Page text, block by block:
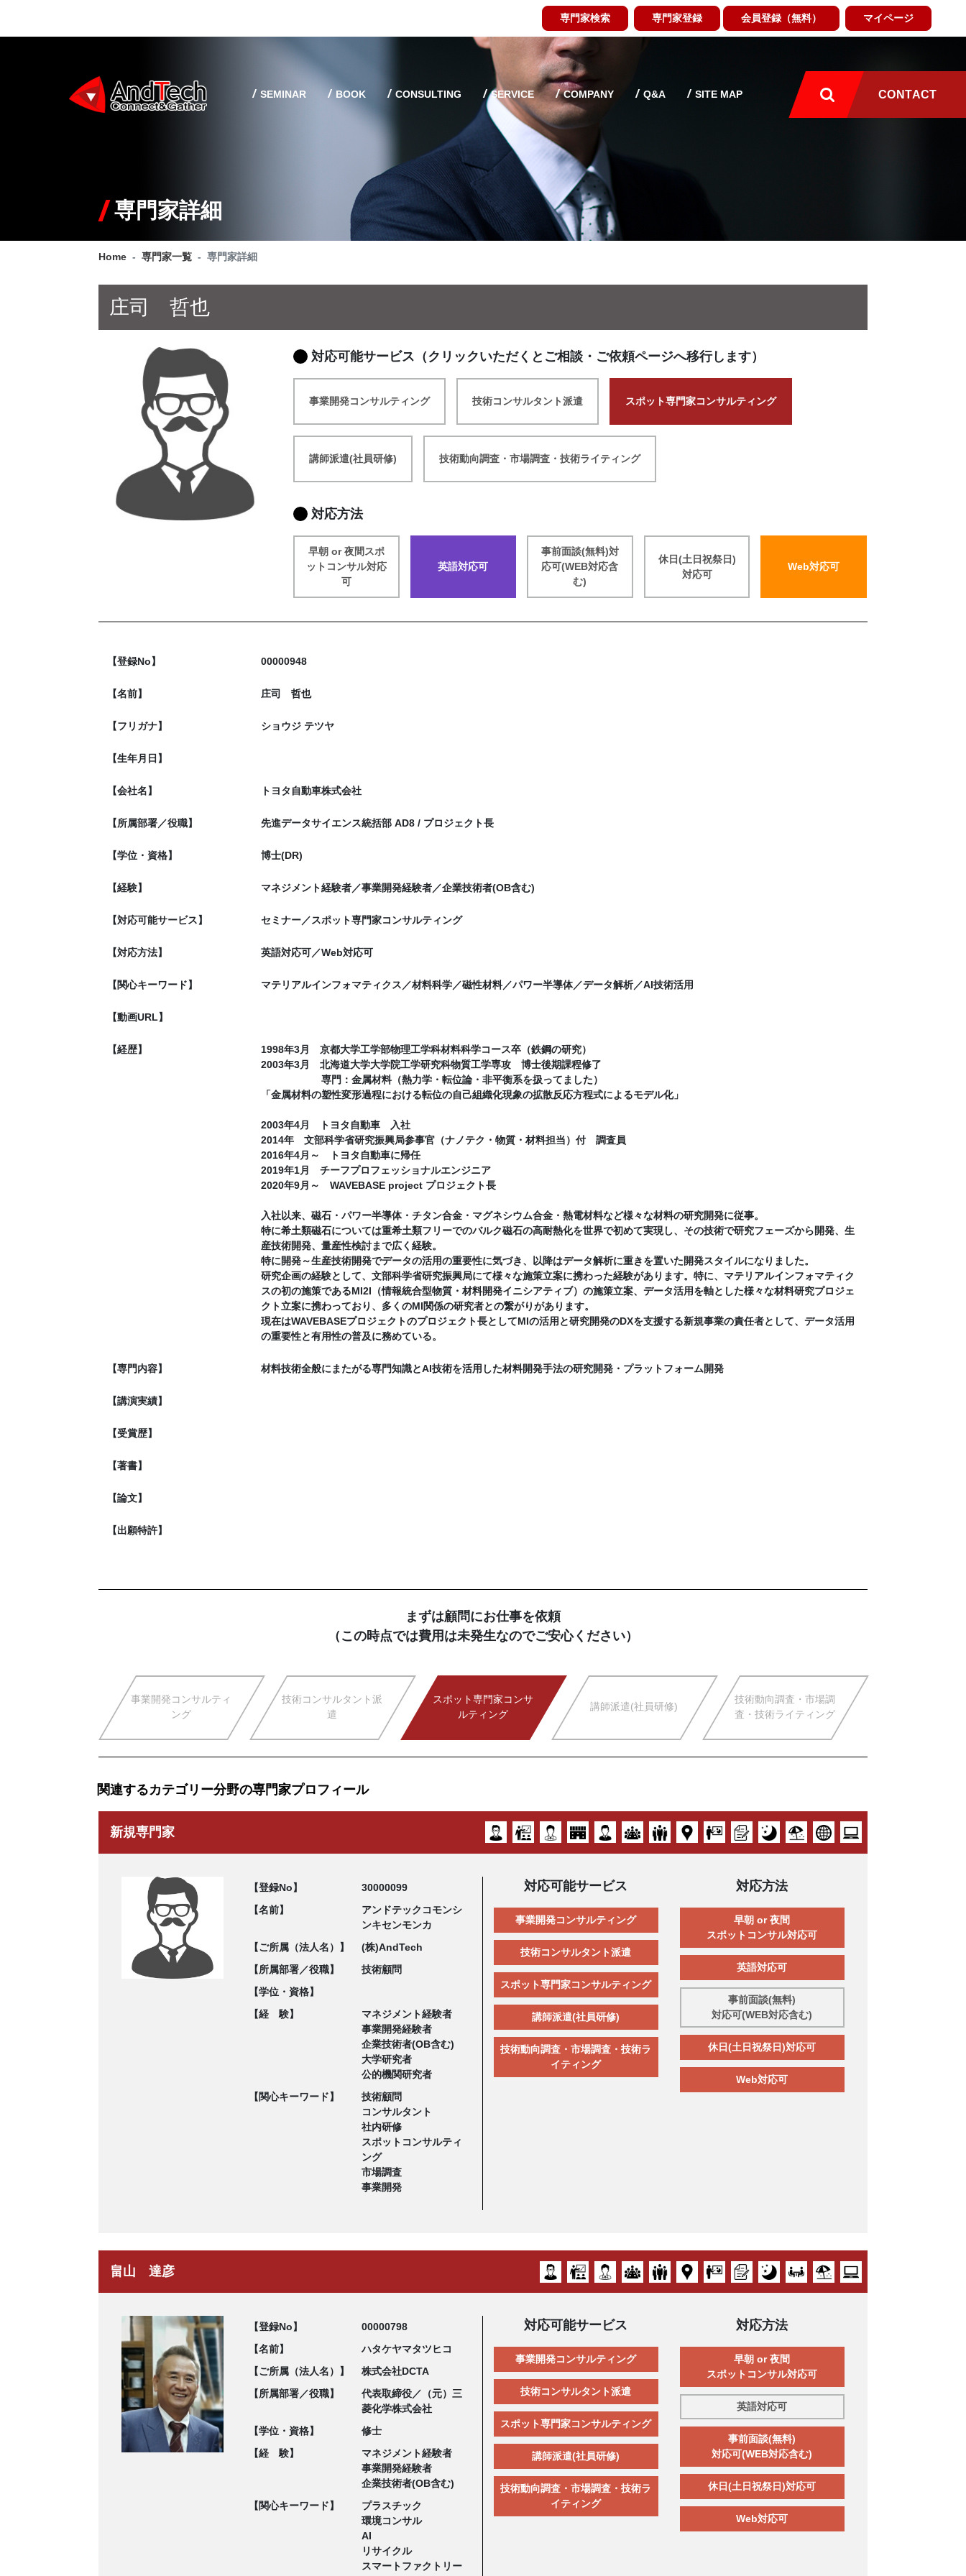
専門家検索 専門家登録 会員登録（無料） マイページ
SEMINAR BOOK CONSULTING SERVICE COMPANY Q&A SITE MAP CONTACT
専門家詳細
Home 専門家一覧 専門家詳細
庄司 哲也
対応可能サービス（クリックいただくとご相談・ご依頼ページへ移行します）
事業開発コンサルティング 技術コンサルタント派遣 スポット専門家コンサルティング
講師派遣(社員研修) 技術動向調査・市場調査・技術ライティング
対応方法
早朝 or 夜間スポ
ットコンサル対応
可
英語対応可
事前面談(無料)対
応可(WEB対応含
む)
休日(土日祝祭日)
対応可
Web対応可
【登録No】 00000948
【名前】 庄司 哲也
【フリガナ】 ショウジ テツヤ
【生年月日】
【会社名】 トヨタ自動車株式会社
【所属部署／役職】 先進データサイエンス統括部 AD8 / プロジェクト長
【学位・資格】 博士(DR)
【経験】 マネジメント経験者／事業開発経験者／企業技術者(OB含む)
【対応可能サービス】 セミナー／スポット専門家コンサルティング
【対応方法】 英語対応可／Web対応可
【関心キーワード】 マテリアルインフォマティクス／材料科学／磁性材料／パワー半導体／データ解析／AI技術活用
【動画URL】
【経歴】
1998年3月 京都大学工学部物理工学科材料科学コース卒（鉄鋼の研究）
2003年3月 北海道大学大学院工学研究科物質工学専攻 博士後期課程修了
専門：金属材料（熱力学・転位論・非平衡系を扱ってました）
「金属材料の塑性変形過程における転位の自己組織化現象の拡散反応方程式によるモデル化」
2003年4月 トヨタ自動車 入社
2014年 文部科学省研究振興局参事官（ナノテク・物質・材料担当）付 調査員
2016年4月～ トヨタ自動車に帰任
2019年1月 チーフプロフェッショナルエンジニア
2020年9月～ WAVEBASE project プロジェクト長
入社以来、磁石・パワー半導体・チタン合金・マグネシウム合金・熱電材料など様々な材料の研究開発に従事。
特に希土類磁石については重希土類フリーでのバルク磁石の高耐熱化を世界で初めて実現し、その技術で研究フェーズから開発、生
産技術開発、量産性検討まで広く経験。
特に開発～生産技術開発でデータの活用の重要性に気づき、以降はデータ解析に重きを置いた開発スタイルになりました。
研究企画の経験として、文部科学省研究振興局にて様々な施策立案に携わった経験があります。特に、マテリアルインフォマティク
スの初の施策であるMI2I（情報統合型物質・材料開発イニシアティブ）の施策立案、データ活用を軸とした様々な材料研究プロジェ
クト立案に携わっており、多くのMI関係の研究者との繋がりがあります。
現在はWAVEBASEプロジェクトのプロジェクト長としてMIの活用と研究開発のDXを支援する新規事業の責任者として、データ活用
の重要性と有用性の普及に務めている。
【専門内容】 材料技術全般にまたがる専門知識とAI技術を活用した材料開発手法の研究開発・プラットフォーム開発
【講演実績】
【受賞歴】
【著書】
【論文】
【出願特許】
まずは顧問にお仕事を依頼
（この時点では費用は未発生なのでご安心ください）
事業開発コンサルティ
ング
技術コンサルタント派
遣
スポット専門家コンサ
ルティング
講師派遣(社員研修)
技術動向調査・市場調
査・技術ライティング
関連するカテゴリー分野の専門家プロフィール
新規専門家
【登録No】
30000099
【名前】
アンドテックコモンシ
ンキセンモンカ
【ご所属（法人名）】
(株)AndTech
【所属部署／役職】
技術顧問
【学位・資格】
【経 験】
マネジメント経験者
事業開発経験者
企業技術者(OB含む)
大学研究者
公的機関研究者
【関心キーワード】
技術顧問
コンサルタント
社内研修
スポットコンサルティ
ング
市場調査
事業開発
対応可能サービス
事業開発コンサルティング
技術コンサルタント派遣
スポット専門家コンサルティング
講師派遣(社員研修)
技術動向調査・市場調査・技術ラ
イティング
対応方法
早朝 or 夜間
スポットコンサル対応可
英語対応可
事前面談(無料)
対応可(WEB対応含む)
休日(土日祝祭日)対応可
Web対応可
畠山 達彦
【登録No】
00000798
【名前】
ハタケヤマタツヒコ
【ご所属（法人名）】
株式会社DCTA
【所属部署／役職】
代表取締役／（元）三
菱化学株式会社
【学位・資格】
修士
【経 験】
マネジメント経験者
事業開発経験者
企業技術者(OB含む)
【関心キーワード】
プラスチック
環境コンサル
AI
リサイクル
スマートファクトリー
対応可能サービス
事業開発コンサルティング
技術コンサルタント派遣
スポット専門家コンサルティング
講師派遣(社員研修)
技術動向調査・市場調査・技術ラ
イティング
対応方法
早朝 or 夜間
スポットコンサル対応可
英語対応可
事前面談(無料)
対応可(WEB対応含む)
休日(土日祝祭日)対応可
Web対応可